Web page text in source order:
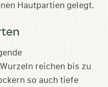
Hautpartien gelegt.
reichen bis zu
so auch tiefe